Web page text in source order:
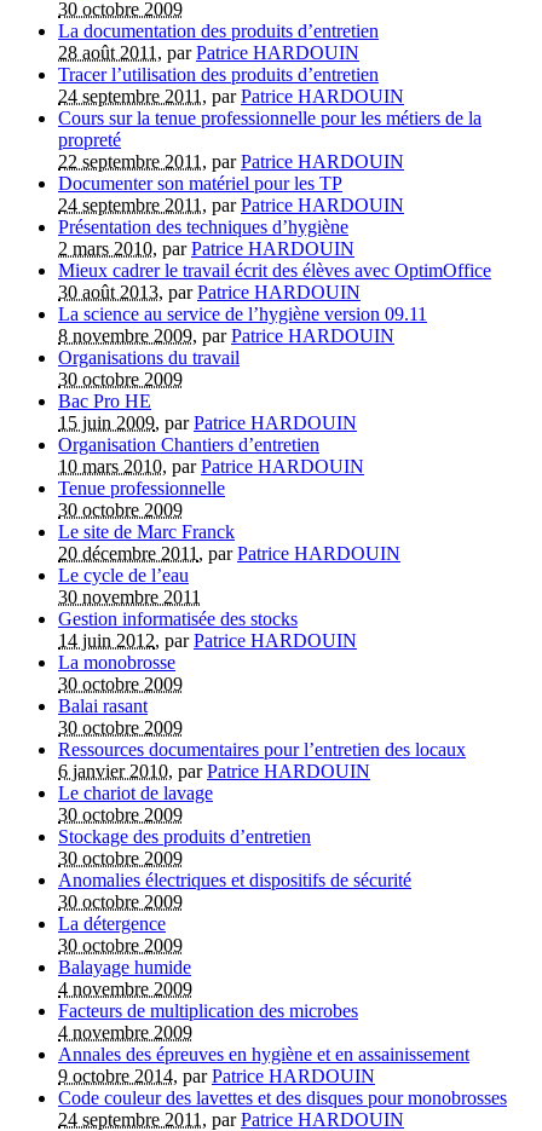
30 octobre 2009
La documentation des produits d’entretien
28 août 2011 , parPatrice HARDOUIN
Tracer l’utilisation des produits d’entretien
24 septembre 2011 , parPatrice HARDOUIN
Cours sur la tenue professionnelle pour les métiers de la
propreté
22 septembre 2011 , parPatrice HARDOUIN
Documenter son matériel pour les TP
24 septembre 2011 , parPatrice HARDOUIN
Présentation des techniques d’hygiène
2 mars 2010, parPatrice HARDOUIN
Mieux cadrer le travail écrit des élèves avec OptimOffice
30 août 2013, parPatrice HARDOUIN
La science au service de l’hygiène version 09.11
8 novembre 2009, parPatrice HARDOUIN
Organisations du travail
30 octobre 2009
Bac Pro HE
15 juin 2009, parPatrice HARDOUIN
Organisation Chantiers d’entretien
10 mars 2010, parPatrice HARDOUIN
Tenue professionnelle
30 octobre 2009
Le site de Marc Franck
20 décembre 2011 , parPatrice HARDOUIN
Le cycle de l’eau
30 novembre 2011
Gestion informatisée des stocks
14 juin 2012, parPatrice HARDOUIN
La monobrosse
30 octobre 2009
Balai rasant
30 octobre 2009
Ressources documentaires pour l’entretien des locaux
6 janvier 2010, parPatrice HARDOUIN
Le chariot de lavage
30 octobre 2009
Stockage des produits d’entretien
30 octobre 2009
Anomalies électriques et dispositifs de sécurité
30 octobre 2009
La détergence
30 octobre 2009
Balayage humide
4 novembre 2009
Facteurs de multiplication des microbes
4 novembre 2009
Annales des épreuves en hygiène et en assainissement
9 octobre 2014, parPatrice HARDOUIN
Code couleur des lavettes et des disques pour monobrosses
24 septembre 2011 , parPatrice HARDOUIN